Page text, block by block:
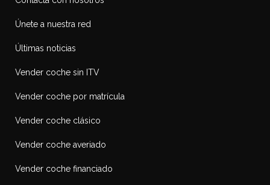
Únete a nuestra red
Últimas noticias
Vender coche sin ITV
Vender coche por matrícula
Vender coche clásico
Vender coche averiado
Vender coche financiado